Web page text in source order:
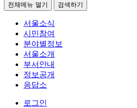
전체메뉴 열기 검색하기
서울소식
시민참여
분야별정보
서울소개
부서안내
정보공개
응답소
로그인